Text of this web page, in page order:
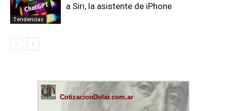
Tendencias
a Siri, la asistente de iPhone